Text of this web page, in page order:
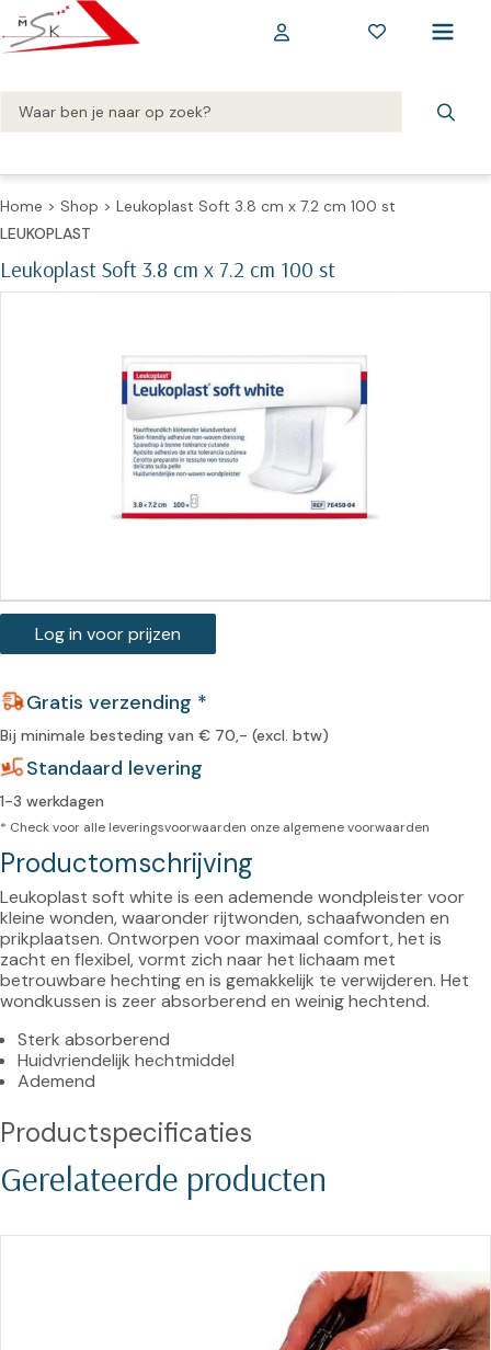
Home > Shop > Leukoplast Soft 3.8 cm x 7.2 cm 100 st
Leukoplast Soft 3.8 cm x 7.2 cm 100 st
LEUKOPLAST
Log in voor prijzen
Gratis verzending *
Bij minimale besteding van € 70,- (excl. btw)
Standaard levering
1-3 werkdagen
* Check voor alle leveringsvoorwaarden onze algemene voorwaarden
Productomschrijving
Leukoplast soft white is een ademende wondpleister voor
kleine wonden, waaronder rijtwonden, schaafwonden en
prikplaatsen. Ontworpen voor maximaal comfort, het is
zacht en flexibel, vormt zich naar het lichaam met
betrouwbare hechting en is gemakkelijk te verwijderen. Het
Sterk absorberend
Huidvriendelijk hechtmiddel
Ademend
Productspecificaties
Gerelateerde producten